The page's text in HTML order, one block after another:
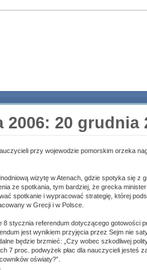
2006: 20 grudnia
przy wojewodzie pomorskim orzeka
wizytę w Atenach, gdzie spotyka się z
ze spotkania, tym bardziej, że grecka
spotkanie i wypracować strategię, której
w Grecji i w Polsce.
8 stycznia referendum dotyczącego gotowości
jest wynikiem przyjęcia przez Sejm nie
będzie brzmieć: „Czy wobec szkodliwej
7 proc. podwyżek płac dla nauczycieli jesteś
oświaty?”.